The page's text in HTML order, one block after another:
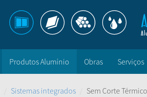
Produtos Alumínio Obras Serviços
Sistemas integrados Sem Corte Térmico